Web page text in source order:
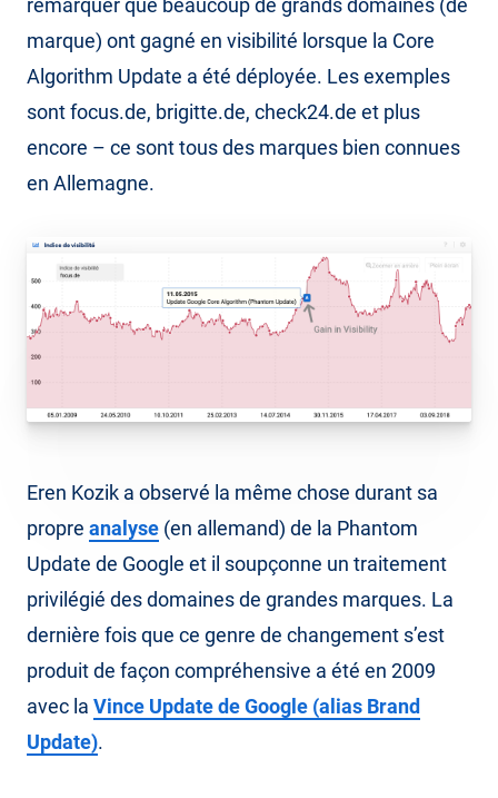
marque) ont gagné en visibilité lorsque la Core
Algorithm Update a été déployée. Les exemples
sont focus.de, brigitte.de, check24.de et plus
encore – ce sont tous des marques bien connues
en Allemagne.
Eren Kozik a observé la même chose durant sa
propre analyse (en allemand) de la Phantom
Update de Google et il soupçonne un traitement
privilégié des domaines de grandes marques. La
dernière fois que ce genre de changement s’est
produit de façon compréhensive a été en 2009
avec la Vince Update de Google (alias Brand
Update).